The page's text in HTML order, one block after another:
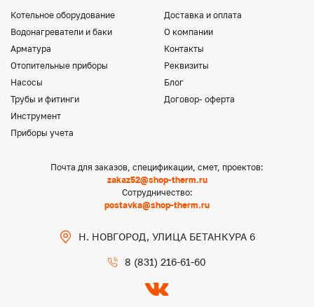
Котельное оборудование
Водонагреватели и баки
Арматура
Отопительные приборы
Насосы
Трубы и фитинги
Инструмент
Приборы учета
Доставка и оплата
О компании
Контакты
Реквизиты
Блог
Договор- оферта
Почта для заказов, спецификации, смет, проектов:
zakaz52@shop-therm.ru
Сотрудничество:
postavka@shop-therm.ru
Н. НОВГОРОД, УЛИЦА БЕТАНКУРА 6
8 (831) 216-61-60